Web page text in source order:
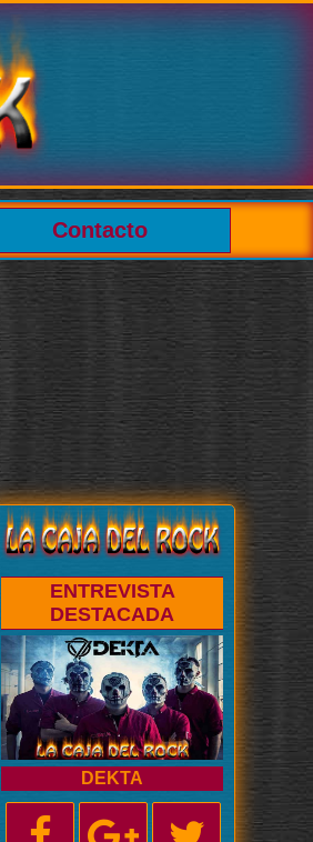
Contacto
ENTREVISTA
DESTACADA
DEKTA